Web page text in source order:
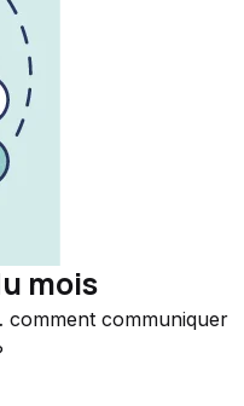
mois
communiquer